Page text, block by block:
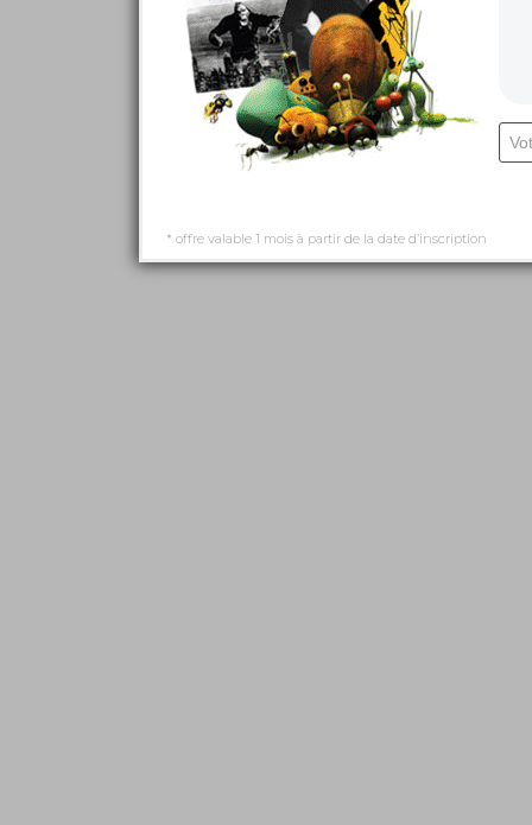
* offre valable 1 mois à partir de la date d’inscription